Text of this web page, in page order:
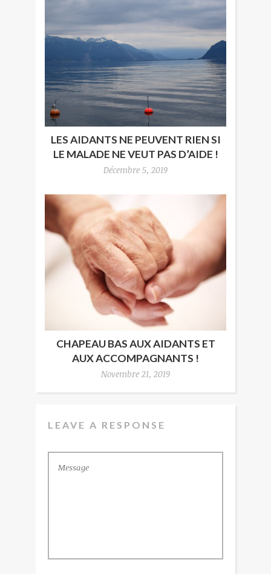
LES AIDANTS NE PEUVENT RIEN SI
LE MALADE NE VEUT PAS D’AIDE !
Décembre 5, 2019
CHAPEAU BAS AUX AIDANTS ET
AUX ACCOMPAGNANTS !
Novembre 21, 2019
LEAVE A RESPONSE